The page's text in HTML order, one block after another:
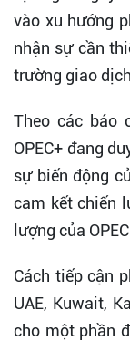
vào xu hướng
nhận sự cần
trường giao
Theo các báo
OPEC+ đang
sự biến động
cam kết chiến
lượng của
Cách tiếp cận
UAE, Kuwait,
cho một phần